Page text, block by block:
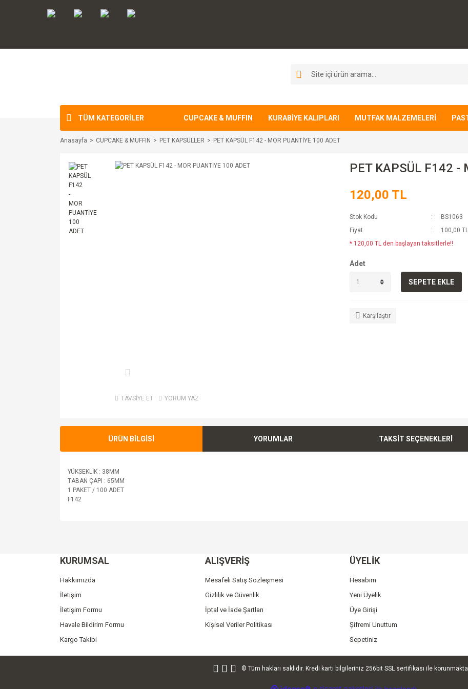
TÜM KATEGORİLER CUPCAKE & MUFFIN KURABİYE KALIPLARI MUTFAK MALZEMELERİ
Anasayfa CUPCAKE & MUFFIN PET KAPSÜLLER PET KAPSÜL F142 - MOR PUANTİYE 100 ADET
TAVSİYE ET YORUM YAZ
PET KAPSÜL F142 -
120,00 TL
Stok Kodu
BS1063
Fiyat
100,00
* 120,00 TL den başlayan taksitlerle!!
Adet
SEPETE EKLE
Karşılaştır
ÜRÜN BİLGİSİ YORUMLAR TAKSİT SEÇENEKLERİ
YÜKSEKLİK : 38MM
TABAN ÇAPI : 65MM
1 PAKET / 100 ADET
F142
Ürün resmi kalitesiz, bozuk veya görüntülenemiyor.
Gönder
KURUMSAL
Hakkımızda
İletişim
İletişim Formu
Havale Bildirim Formu
Kargo Takibi
ALIŞVERİŞ
Mesafeli Satış Sözleşmesi
Gizlilik ve Güvenlik
İptal ve İade Şartları
Kişisel Veriler Politikası
ÜYELİK
Hesabım
Yeni Üyelik
Üye Girişi
Şifremi Unuttum
Sepetiniz
© Tüm hakları saklıdır. Kredi kartı bilgileriniz 256bit SSL sertifikası ile